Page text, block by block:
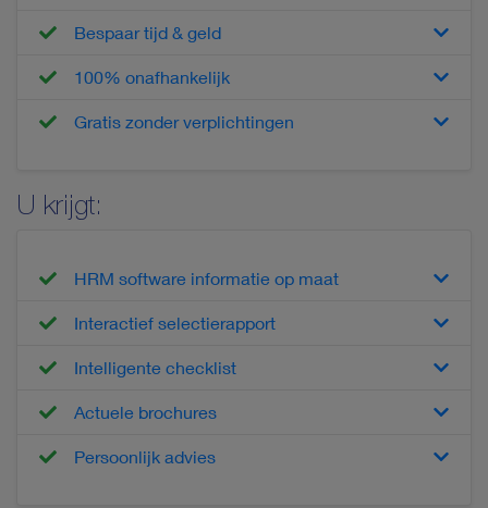
Bespaar tijd & geld
100% onafhankelijk
Gratis zonder verplichtingen
U krijgt:
HRM software informatie op maat
Interactief selectierapport
Intelligente checklist
Actuele brochures
Persoonlijk advies